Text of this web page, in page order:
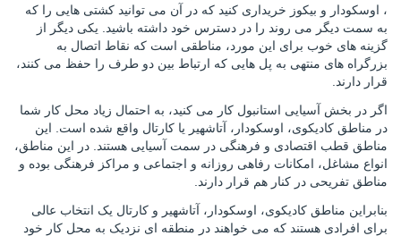
، اوسکودار و بیکوز خریداری کنید که در آن می توانید کشتی هایی را که
به سمت دیگر می روند را در دسترس خود داشته باشید. یکی دیگر از
گزینه های خوب برای این مورد، مناطقی است که نقاط اتصال به
بزرگراه های منتهی به پل هایی که ارتباط بین دو طرف را حفظ می کنند،
قرار دارند.
اگر در بخش آسیایی استانبول کار می کنید، به احتمال زیاد محل کار شما
در مناطق کادیکوی، اوسکودار، آتاشهیر یا کارتال واقع شده است. این
مناطق قطب اقتصادی و فرهنگی در سمت آسیایی هستند. در این مناطق،
انواع مشاغل، امکانات رفاهی روزانه و اجتماعی و مراکز فرهنگی بوده و
مناطق تفریحی در کنار هم قرار دارند.
بنابراین مناطق کادیکوی، اوسکودار، آتاشهیر و کارتال یک انتخاب عالی
برای افرادی هستند که می خواهند در منطقه ای نزدیک به محل کار خود